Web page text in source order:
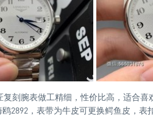
复刻腕表做工精细，性价比高，适合
2892，表带为牛皮可更换鳄鱼皮，